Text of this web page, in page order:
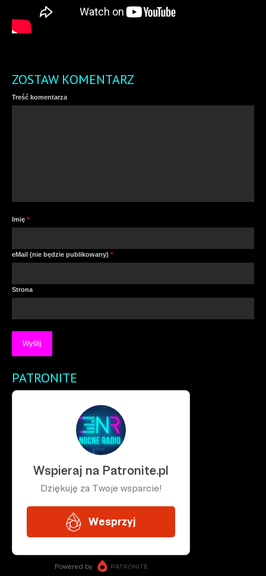
ZOSTAW KOMENTARZ
Treść komentarza
Imię *
eMail (nie będzie publikowany) *
Strona
PATRONITE